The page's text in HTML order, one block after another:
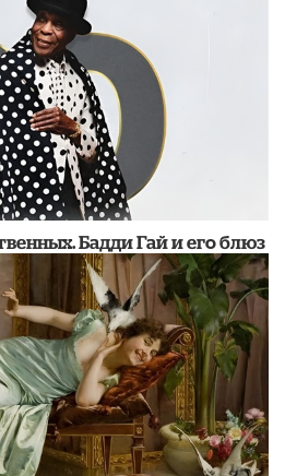
Бадди Гай и его блюз